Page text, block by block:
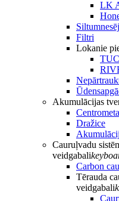
LK
Filtri
Lokanie
Akumulācijas
Dražice
Cauruļvadu
veidgabali
Carbon
Tērauda
veidgabali